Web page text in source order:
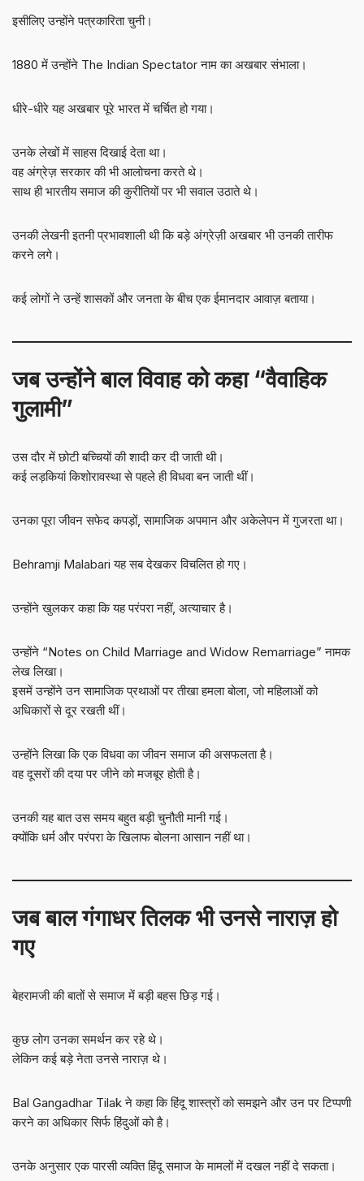
इसीलिए उन्होंने पत्रकारिता चुनी।
1880 में उन्होंने The Indian Spectator नाम का अखबार संभाला।
धीरे-धीरे यह अखबार पूरे भारत में चर्चित हो गया।
उनके लेखों में साहस दिखाई देता था।
वह अंग्रेज़ सरकार की भी आलोचना करते थे।
साथ ही भारतीय समाज की कुरीतियों पर भी सवाल उठाते थे।
उनकी लेखनी इतनी प्रभावशाली थी कि बड़े अंग्रेज़ी अखबार भी उनकी तारीफ
करने लगे।
कई लोगों ने उन्हें शासकों और जनता के बीच एक ईमानदार आवाज़ बताया।
जब उन्होंने बाल विवाह को कहा “वैवाहिक
गुलामी”
उस दौर में छोटी बच्चियों की शादी कर दी जाती थी।
कई लड़कियां किशोरावस्था से पहले ही विधवा बन जाती थीं।
उनका पूरा जीवन सफेद कपड़ों, सामाजिक अपमान और अकेलेपन में गुजरता था।
Behramji Malabari यह सब देखकर विचलित हो गए।
उन्होंने खुलकर कहा कि यह परंपरा नहीं, अत्याचार है।
उन्होंने “Notes on Child Marriage and Widow Remarriage” नामक
लेख लिखा।
इसमें उन्होंने उन सामाजिक प्रथाओं पर तीखा हमला बोला, जो महिलाओं को
अधिकारों से दूर रखती थीं।
उन्होंने लिखा कि एक विधवा का जीवन समाज की असफलता है।
वह दूसरों की दया पर जीने को मजबूर होती है।
उनकी यह बात उस समय बहुत बड़ी चुनौती मानी गई।
क्योंकि धर्म और परंपरा के खिलाफ बोलना आसान नहीं था।
जब बाल गंगाधर तिलक भी उनसे नाराज़ हो
गए
बेहरामजी की बातों से समाज में बड़ी बहस छिड़ गई।
कुछ लोग उनका समर्थन कर रहे थे।
लेकिन कई बड़े नेता उनसे नाराज़ थे।
Bal Gangadhar Tilak ने कहा कि हिंदू शास्त्रों को समझने और उन पर टिप्पणी
करने का अधिकार सिर्फ हिंदुओं को है।
उनके अनुसार एक पारसी व्यक्ति हिंदू समाज के मामलों में दखल नहीं दे सकता।